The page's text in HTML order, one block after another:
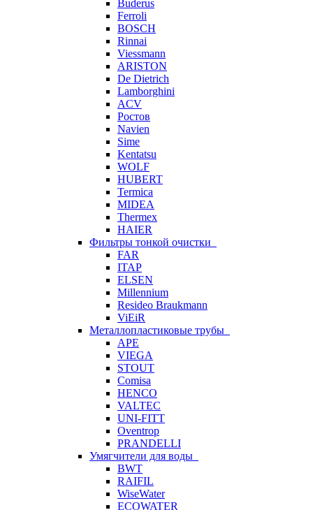
Buderus
Ferroli
BOSCH
Rinnai
Viessmann
ARISTON
De Dietrich
Lamborghini
ACV
Ростов
Navien
Sime
Kentatsu
WOLF
HUBERT
Termica
MIDEA
Thermex
HAIER
Фильтры тонкой очистки
FAR
ITAP
ELSEN
Millennium
Resideo Braukmann
ViEiR
Металлопластиковые трубы
APE
VIEGA
STOUT
Comisa
HENCO
VALTEC
UNI-FITT
Oventrop
PRANDELLI
Умягчители для воды
BWT
RAIFIL
WiseWater
ECOWATER